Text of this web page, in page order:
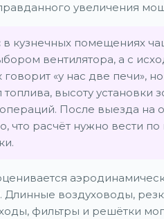
увеличения
в кузнечных помещениях
вентилятора, а с
«у нас две печи»,
высоту установки
После выезда на
что расчёт нужно вести
Длинные воздуховоды,
фильтры и решётки